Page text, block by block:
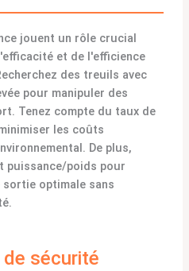
jouent un rôle crucial
et de l'efficience
des treuils avec
pour manipuler des
Tenez compte du taux de
les coûts
De plus,
puissance/poids pour
optimale sans
sécurité